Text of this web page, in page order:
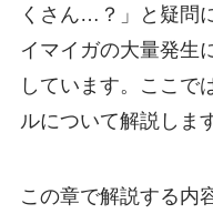
くさん…？」と疑問
イマイガの大量発生
しています。ここで
ルについて解説しま
この章で解説する内